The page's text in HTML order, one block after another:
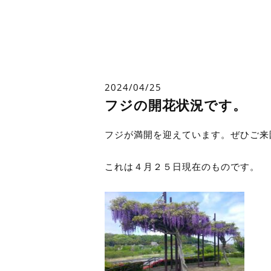
2024/04/25
フジの開花状況です。
フジが満開を迎えています。ぜひご
これは４月２５日現在のものです。